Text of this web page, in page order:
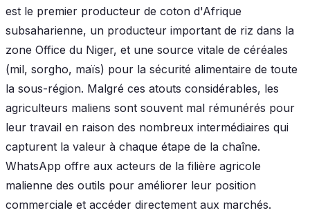
est le premier producteur de coton d'Afrique
subsaharienne, un producteur important de riz dans la
zone Office du Niger, et une source vitale de céréales
(mil, sorgho, maïs) pour la sécurité alimentaire de toute
la sous-région. Malgré ces atouts considérables, les
agriculteurs maliens sont souvent mal rémunérés pour
leur travail en raison des nombreux intermédiaires qui
capturent la valeur à chaque étape de la chaîne.
WhatsApp offre aux acteurs de la filière agricole
malienne des outils pour améliorer leur position
commerciale et accéder directement aux marchés.